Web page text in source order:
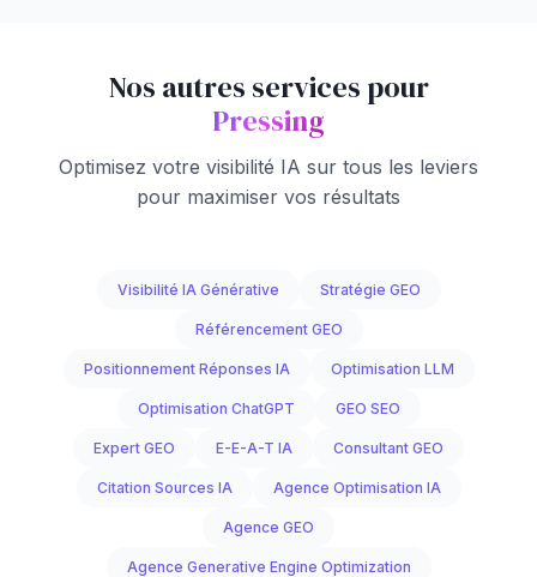
Nos autres services pour
Pressing
Optimisez votre visibilité IA sur tous les leviers
pour maximiser vos résultats
Visibilité IA Générative Stratégie GEO
Référencement GEO
Positionnement Réponses IA Optimisation LLM
Optimisation ChatGPT GEO SEO
Expert GEO E-E-A-T IA Consultant GEO
Citation Sources IA Agence Optimisation IA
Agence GEO
Agence Generative Engine Optimization